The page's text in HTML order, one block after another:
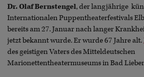
Dr. Olaf Bernstengel, der langjährige
Internationalen Puppentheaterfestivals
bereits am 27. Januar nach langer
jetzt bekannt wurde. Er wurde 67 Jahre alt.
des geistigen Vaters des Mitteldeutschen
Marionettentheatermuseums in Bad